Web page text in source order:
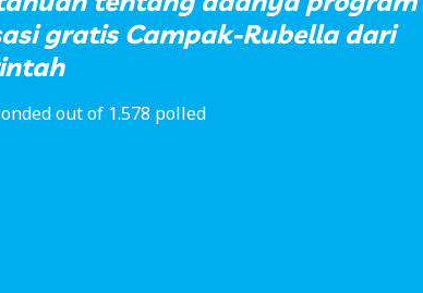
gratis Campak-Rubella dari
out of 1.578 polled